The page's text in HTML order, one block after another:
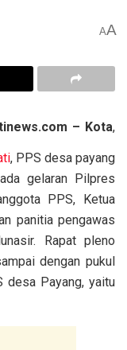
AA
– Kota,
, PPS desa payang
gelaran Pilpres
PPS, Ketua
panitia pengawas
Rapat pleno
dengan pukul
desa Payang, yaitu